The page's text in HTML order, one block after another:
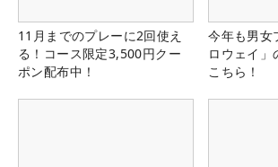
11月までのプレーに2回使え
る！コース限定3,500円クー
ポン配布中！
今年も男女
ロウェイ」
こちら！